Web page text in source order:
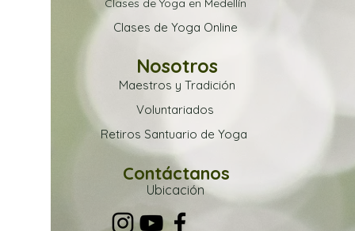
Nosotros
Contáctanos
Clases de Yoga en Medellín
Clases de Yoga Online
Maestros y Tradición
Voluntariados
Retiros Santuario de Yoga
Ubicación